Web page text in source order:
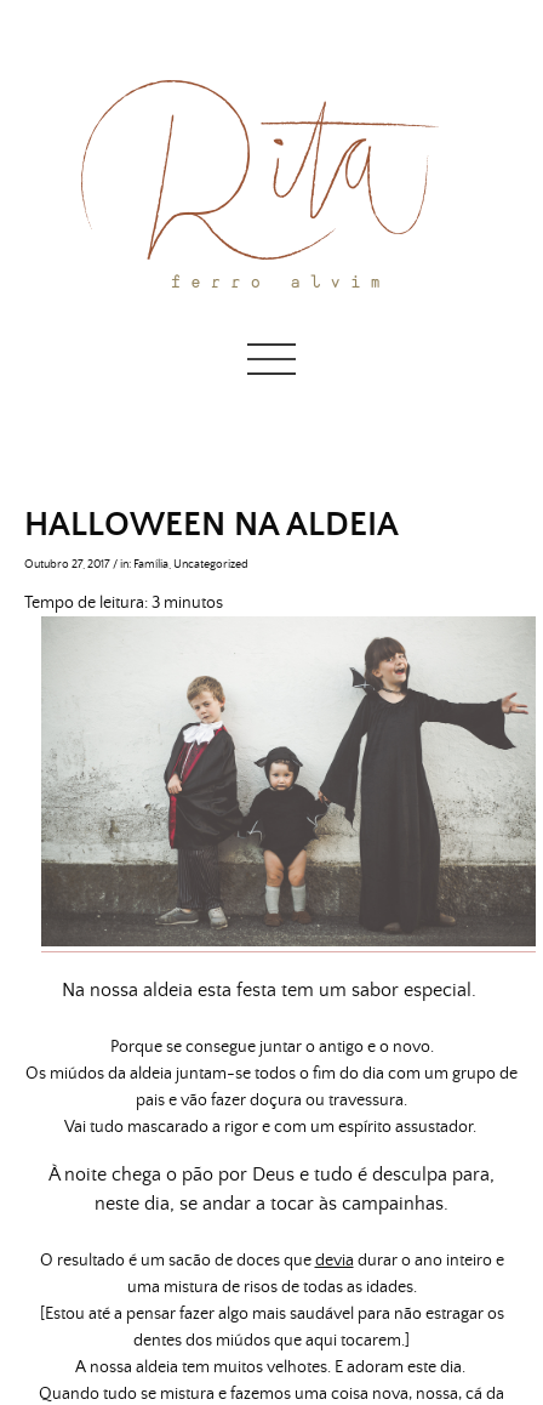
HALLOWEEN NA ALDEIA
Outubro 27, 2017/in: Família Uncategorized
Tempo de leitura:3 minutos
Na nossa aldeia esta festa tem um sabor especial.
Porque se consegue juntar o antigo e o novo.
Os miúdos da aldeia juntam-se todos o fim do dia com um grupo de
pais e vão fazer doçura ou travessura.
Vai tudo mascarado a rigor e com um espírito assustador.
À noite chega o pão por Deus e tudo é desculpa para,
neste dia, se andar a tocar às campainhas.
O resultado é um sacão de doces quedevia durar o ano inteiro e
uma mistura de risos de todas as idades.
[Estou até a pensar fazer algo mais saudável para não estragar os
dentes dos miúdos que aqui tocarem.]
A nossa aldeia tem muitos velhotes. E adoram este dia.
Quando tudo se mistura e fazemos uma coisa nova, nossa, cá da